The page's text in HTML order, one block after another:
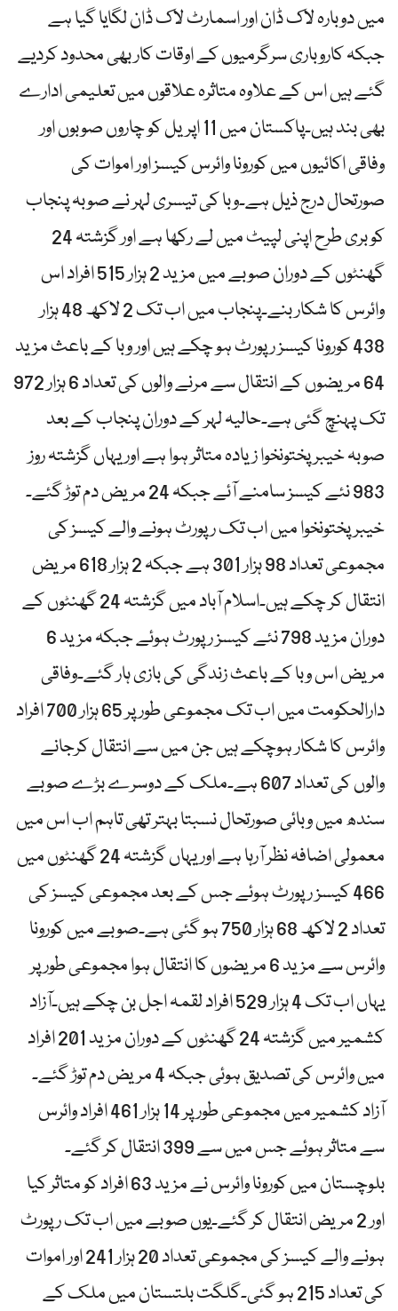
میں دوبارہ لاک ڈان اور اسمارٹ لاک ڈان لگایا گیا ہے
جبکہ کاروباری سرگرمیوں کے اوقات کار بھی محدود کردیے
گئے ہیں اس کے علاوہ متاثرہ علاقوں میں تعلیمی ادارے
بھی بند ہیں۔پاکستان میں 11 اپریل کو چاروں صوبوں اور
وفاقی اکائیوں میں کورونا وائرس کیسز اور اموات کی
صورتحال درج ذیل ہے۔وبا کی تیسری لہر نے صوبہ پنجاب
کو بری طرح اپنی لپیٹ میں لے رکھا ہے اور گزشتہ 24
گھنٹوں کے دوران صوبے میں مزید 2 ہزار 515 افراد اس
وائرس کا شکار بنے۔پنجاب میں اب تک 2 لاکھ 48 ہزار
438 کورونا کیسز رپورٹ ہو چکے ہیں اور وبا کے باعث مزید
64 مریضوں کے انتقال سے مرنے والوں کی تعداد 6 ہزار 972
تک پہنچ گئی ہے۔حالیہ لہر کے دوران پنجاب کے بعد
صوبہ خیبرپختونخوا زیادہ متاثر ہوا ہے اور یہاں گزشتہ روز
983 نئے کیسز سامنے آئے جبکہ 24 مریض دم توڑ گئے۔
خیبر پختونخوا میں اب تک رپورٹ ہونے والے کیسز کی
مجموعی تعداد 98 ہزار 301 ہے جبکہ 2 ہزار 618 مریض
انتقال کر چکے ہیں۔اسلام آباد میں گزشتہ 24 گھنٹوں کے
دوران مزید 798 نئے کیسز رپورٹ ہوئے جبکہ مزید 6
مریض اس وبا کے باعث زندگی کی بازی ہار گئے۔وفاقی
دارالحکومت میں اب تک مجموعی طور پر 65 ہزار 700 افراد
وائرس کا شکار ہوچکے ہیں جن میں سے انتقال کرجانے
والوں کی تعداد 607 ہے۔ملک کے دوسرے بڑے صوبے
سندھ میں وبائی صورتحال نسبتا بہتر تھی تاہم اب اس میں
معمولی اضافہ نظر آرہا ہے اور یہاں گزشتہ 24 گھنٹوں میں
466 کیسز رپورٹ ہوئے جس کے بعد مجموعی کیسز کی
تعداد 2 لاکھ 68 ہزار 750 ہو گئی ہے۔صوبے میں کورونا
وائرس سے مزید 6 مریضوں کا انتقال ہوا مجموعی طور پر
یہاں اب تک 4 ہزار 529 افراد لقمہ اجل بن چکے ہیں۔آزاد
کشمیر میں گزشتہ 24 گھنٹوں کے دوران مزید 201 افراد
میں وائرس کی تصدیق ہوئی جبکہ 4 مریض دم توڑ گئے۔
آزاد کشمیر میں مجموعی طور پر 14 ہزار 461 افراد وائرس
سے متاثر ہوئے جس میں سے 399 انتقال کر گئے۔
بلوچستان میں کورونا وائرس نے مزید 63 افراد کو متاثر کیا
اور 2 مریض انتقال کر گئے۔یوں صوبے میں اب تک رپورٹ
ہونے والے کیسز کی مجموعی تعداد 20 ہزار 241 اور اموات
کی تعداد 215 ہو گئی۔گلگت بلتستان میں ملک کے